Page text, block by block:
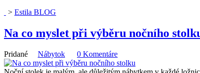
> Estila BLOG
Na co myslet při výběru nočního
Pridané Nábytok 0 Komentáre